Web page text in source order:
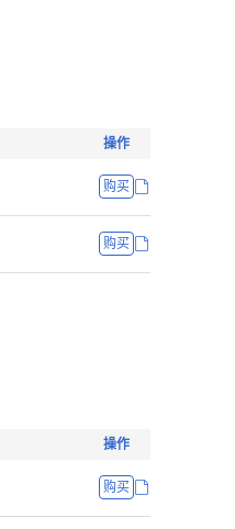
操作
购买
购买
操作
购买